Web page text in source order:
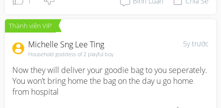
Thành viên VIP
5y trước
Michelle Sng Lee Ting
Household goddess of 2 playful boy
Now they will deliver your goodie bag to you seperately.
You won’t bring home the bag on the day u go home
from hospital